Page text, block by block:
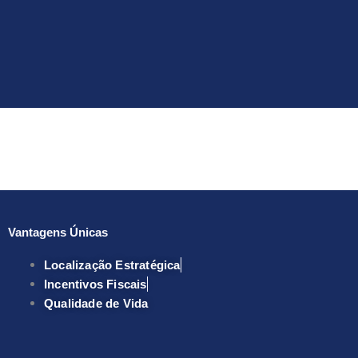
Vantagens Únicas
Localização Estratégica
Incentivos Fiscais
Qualidade de Vida